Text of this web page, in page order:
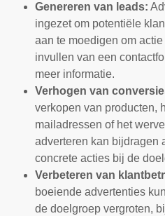
Genereren van leads:
ingezet om potentiële
aan te moedigen om
invullen van een
meer informatie.
Verhogen van
verkopen van producten,
mailadressen of het
adverteren kan bijdragen
concrete acties bij de
Verbeteren van
boeiende advertenties
de doelgroep vergroten,